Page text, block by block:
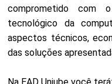
comprometido com
tecnológico da
aspectos técnicos,
das soluções